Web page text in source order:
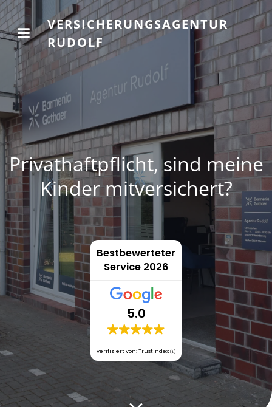
VERSICHERUNGSAGENTUR
RUDOLF
Privathaftpflicht, sind meine
Kinder mitversichert?
Bestbewerteter
Service 2026
5.0
verifiziert von: Trustindex